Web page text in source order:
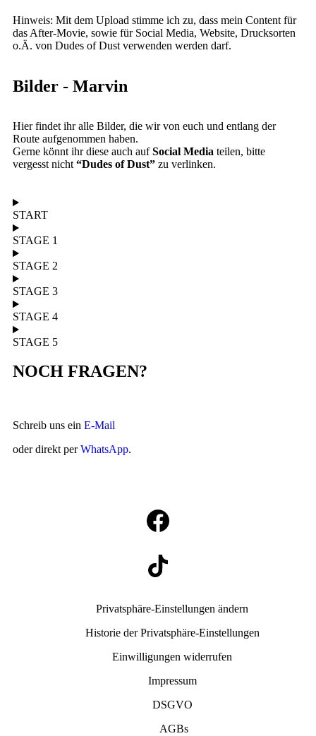
Hinweis: Mit dem Upload stimme ich zu, dass mein Content für
das After-Movie, sowie für Social Media, Website, Drucksorten
o.Ä. von Dudes of Dust verwenden werden darf.
Bilder - Marvin
Hier findet ihr alle Bilder, die wir von euch und entlang der
Route aufgenommen haben.
Gerne könnt ihr diese auch aufSocial Media teilen, bitte
vergesst nicht “Dudes of Dust” zu verlinken.
START
STAGE 1
STAGE 2
STAGE 3
STAGE 4
STAGE 5
NOCH FRAGEN?
Schreib uns ein E-Mail
oder direkt perWhatsApp.
Privatsphäre-Einstellungen ändern
Historie der Privatsphäre-Einstellungen
Einwilligungen widerrufen
Impressum
DSGVO
AGBs